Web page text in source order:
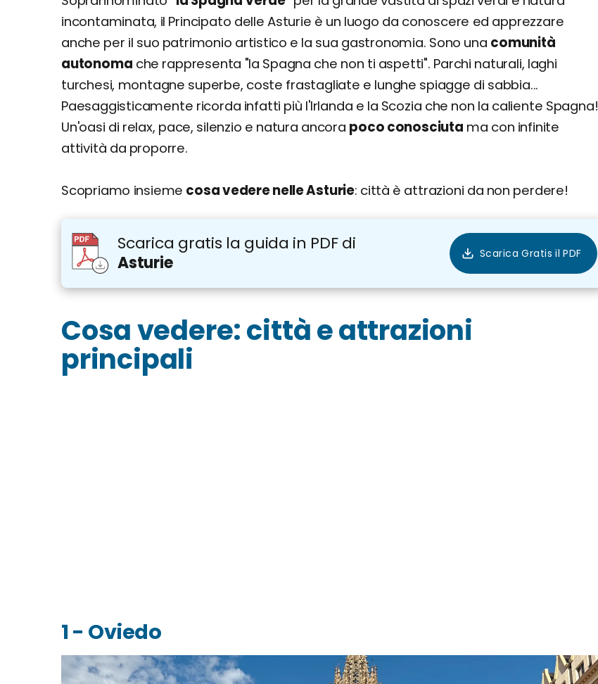
Dove si trova e come arrivare
Come muoversi
Organizza il tuo soggiorno: voli, costi e consigli
Viaggiare informati: info utili
Quando andare? Info su clima e periodo migliore
incontaminata, il Principato delle Asturie è un luogo da conoscere ed apprezzare
anche per il suo patrimonio artistico e la sua gastronomia. Sono una comunità
autonoma che rappresenta "la Spagna che non ti aspetti". Parchi naturali, laghi
turchesi, montagne superbe, coste frastagliate e lunghe spiagge di sabbia...
Paesaggisticamente ricorda infatti più l'Irlanda e la Scozia che non la caliente Spagna!
Un'oasi di relax, pace, silenzio e natura ancora poco conosciuta ma con infinite
attività da proporre.
Scopriamo insieme cosa vedere nelle Asturie: città è attrazioni da non perdere!
Scarica gratis la guida in PDF di
Asturie
Cosa vedere: città e attrazioni
principali
1 - Oviedo